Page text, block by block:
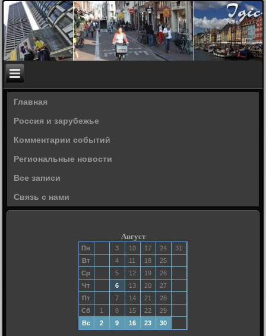
Главная
Россия и зарубежье
Комментарии событий
Региональные новости
Все записи
Связь с нами
Август
Пн 3 10 17 24
31
Вт
4 11 18
25
Ср
5 12 19
26
Чт
6 13 20
27
Пт
7 14 21
28
Сб
1 8 15 22
29
Вс
2 9 16 23 30